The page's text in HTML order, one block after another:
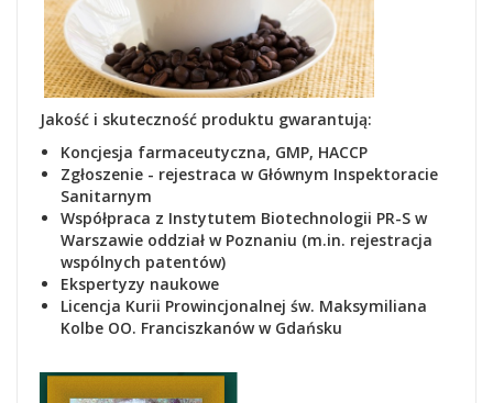
Jakość i skuteczność produktu gwarantują:
Koncjesja farmaceutyczna, GMP, HACCP
Zgłoszenie - rejestraca w Głównym Inspektoracie
Sanitarnym
Współpraca z Instytutem Biotechnologii PR-S w
Warszawie oddział w Poznaniu (m.in. rejestracja
wspólnych patentów)
Ekspertyzy naukowe
Licencja Kurii Prowincjonalnej św. Maksymiliana
Kolbe OO. Franciszkanów w Gdańsku